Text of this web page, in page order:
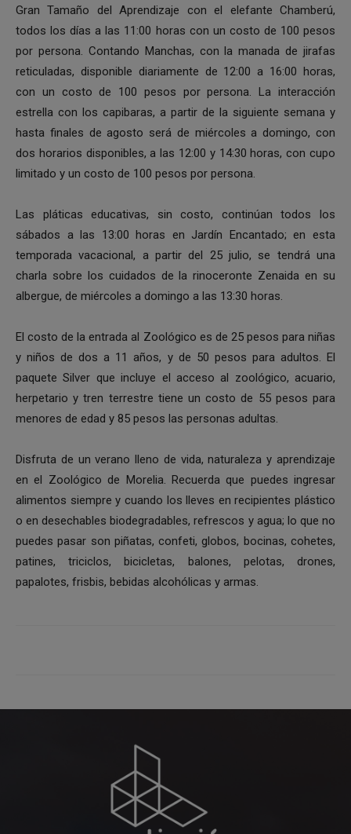
Gran Tamaño del Aprendizaje con el elefante Chamberú,
todos los días a las 11:00 horas con un costo de 100 pesos
por persona. Contando Manchas, con la manada de jirafas
reticuladas, disponible diariamente de 12:00 a 16:00 horas,
con un costo de 100 pesos por persona. La interacción
estrella con los capibaras, a partir de la siguiente semana y
hasta finales de agosto será de miércoles a domingo, con
dos horarios disponibles, a las 12:00 y 14:30 horas, con cupo
limitado y un costo de 100 pesos por persona.
Las pláticas educativas, sin costo, continúan todos los
sábados a las 13:00 horas en Jardín Encantado; en esta
temporada vacacional, a partir del 25 julio, se tendrá una
charla sobre los cuidados de la rinoceronte Zenaida en su
albergue, de miércoles a domingo a las 13:30 horas.
El costo de la entrada al Zoológico es de 25 pesos para niñas
y niños de dos a 11 años, y de 50 pesos para adultos. El
paquete Silver que incluye el acceso al zoológico, acuario,
herpetario y tren terrestre tiene un costo de 55 pesos para
menores de edad y 85 pesos las personas adultas.
Disfruta de un verano lleno de vida, naturaleza y aprendizaje
en el Zoológico de Morelia. Recuerda que puedes ingresar
alimentos siempre y cuando los lleves en recipientes plástico
o en desechables biodegradables, refrescos y agua; lo que no
puedes pasar son piñatas, confeti, globos, bocinas, cohetes,
patines, triciclos, bicicletas, balones, pelotas, drones,
papalotes, frisbis, bebidas alcohólicas y armas.